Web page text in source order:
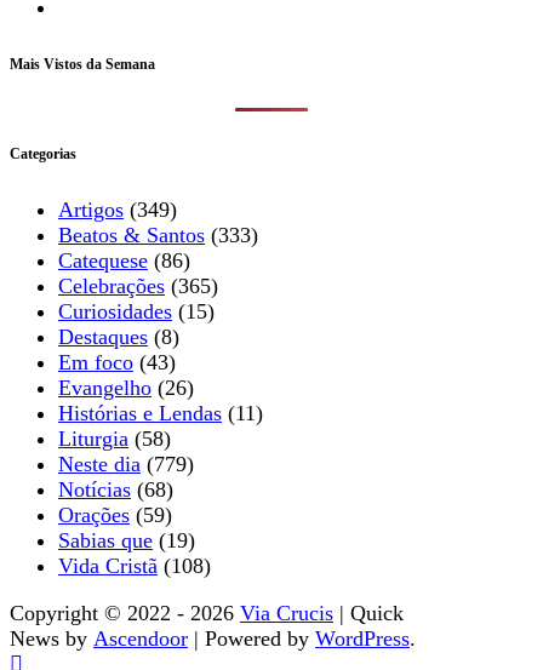
Mais Vistos da Semana
Categorias
Artigos (349)
Beatos & Santos (333)
Catequese (86)
Celebrações (365)
Curiosidades (15)
Destaques (8)
Em foco (43)
Evangelho (26)
Histórias e Lendas (11)
Liturgia (58)
Neste dia (779)
Notícias (68)
Orações (59)
Sabias que (19)
Vida Cristã (108)
Copyright © 2022 - 2026 Via Crucis | Quick
News by Ascendoor | Powered by WordPress.